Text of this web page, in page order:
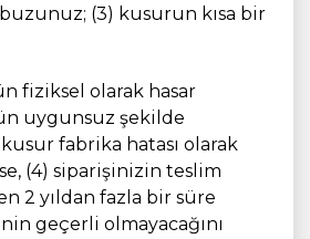
(3) kusurun kısa bir
fiziksel olarak hasar
uygunsuz şekilde
kusur fabrika hatası olarak
(4) siparişinizin teslim
2 yıldan fazla bir süre
geçerli olmayacağını